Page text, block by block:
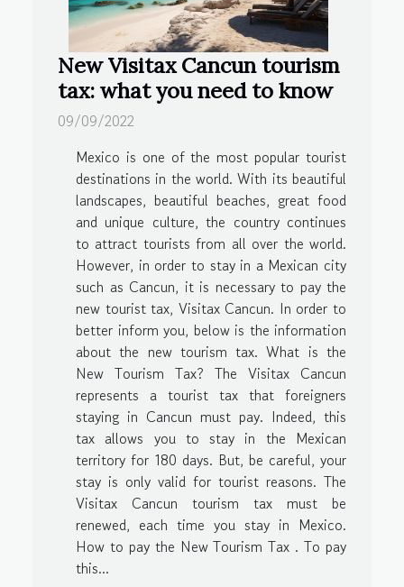
New Visitax Cancun tourism
tax: what you need to know
09/09/2022
Mexico is one of the most popular tourist
destinations in the world. With its beautiful
landscapes, beautiful beaches, great food
and unique culture, the country continues
to attract tourists from all over the world.
However, in order to stay in a Mexican city
such as Cancun, it is necessary to pay the
new tourist tax, Visitax Cancun. In order to
better inform you, below is the information
about the new tourism tax. What is the
New Tourism Tax? The Visitax Cancun
represents a tourist tax that foreigners
staying in Cancun must pay. Indeed, this
tax allows you to stay in the Mexican
territory for 180 days. But, be careful, your
stay is only valid for tourist reasons. The
Visitax Cancun tourism tax must be
renewed, each time you stay in Mexico.
How to pay the New Tourism Tax . To pay
this...